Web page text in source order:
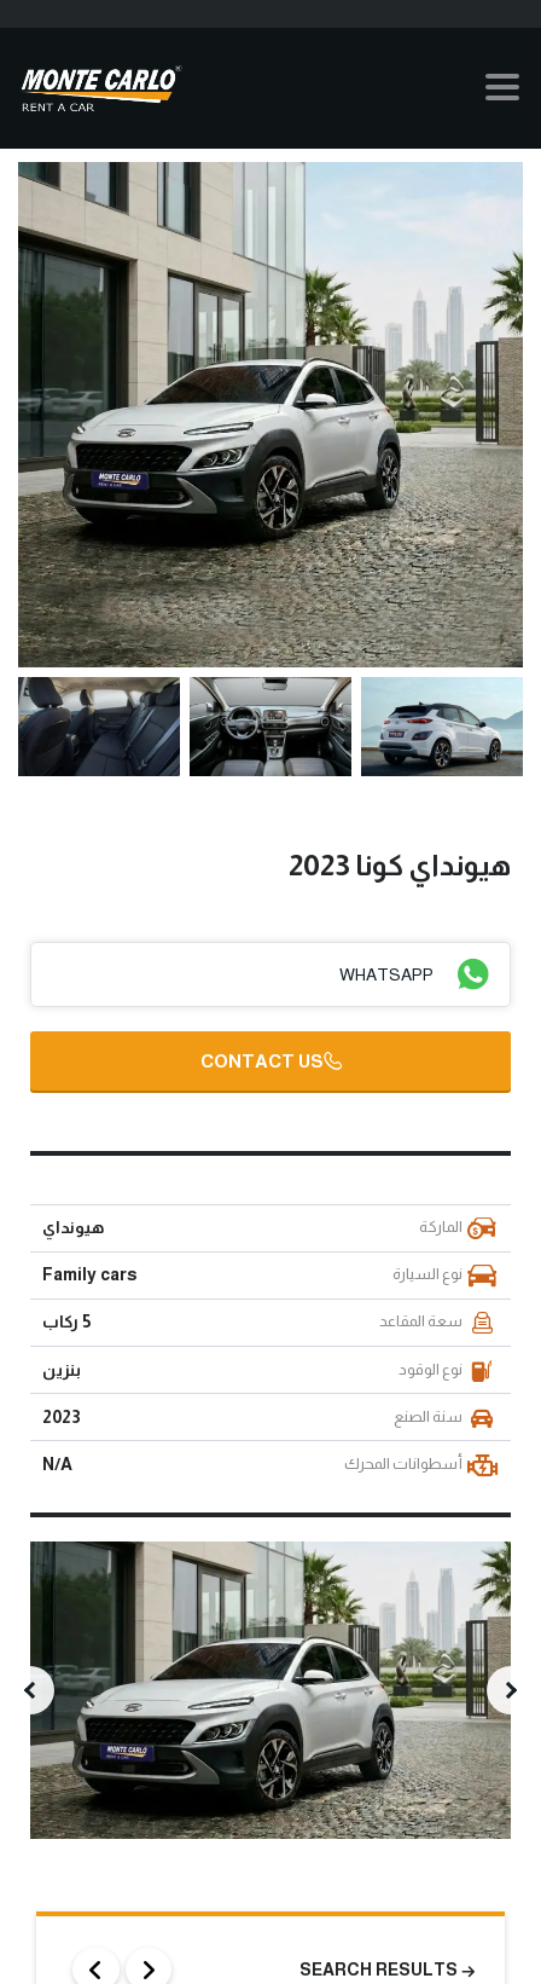
هيونداي كونا 2023
WHATSAPP
CONTACT US
الماركة هيونداي
نوع السيارة Family cars
سعة المقاعد 5 ركاب
نوع الوقود بنزين
سنة الصنع 2023
أسطوانات المحرك N/A